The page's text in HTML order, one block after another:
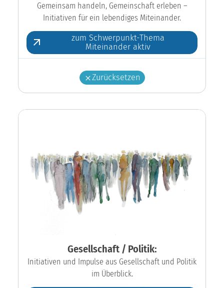
Gemeinsam handeln, Gemeinschaft erleben –
Initiativen für ein lebendiges Miteinander.
zum Schwerpunkt-Thema
Miteinander aktiv
Zurücksetzen
Gesellschaft / Politik:
Initiativen und Impulse aus Gesellschaft und Politik
im Überblick.